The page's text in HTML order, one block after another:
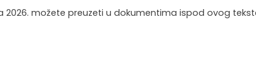
možete preuzeti u dokumentima ispod ovog